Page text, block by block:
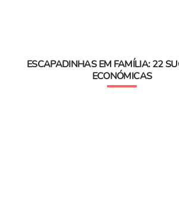
ESCAPADINHAS EM FAMÍLIA: 22
ECONÓMICAS